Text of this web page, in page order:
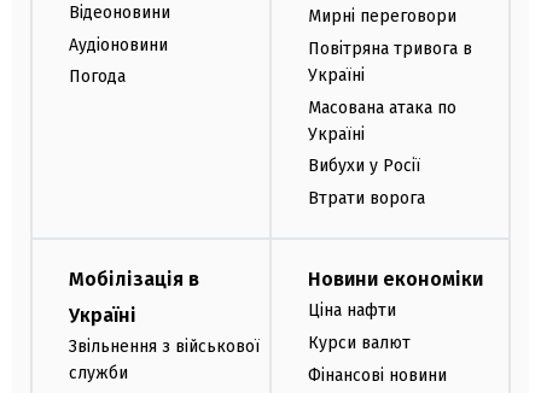
Відеоновини
Аудіоновини
Погода
Мирні переговори
Повітряна тривога в
Україні
Масована атака по
Україні
Вибухи у Росії
Втрати ворога
Мобілізація в
Україні
Звільнення з військової
служби
Новини економіки
Ціна нафти
Курси валют
Фінансові новини